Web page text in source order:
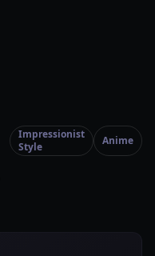
Impressionist
Style
Anime